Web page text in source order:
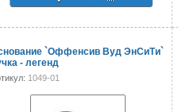
`Оффенсив Вуд ЭнСиТи`
- легенд
1049-01